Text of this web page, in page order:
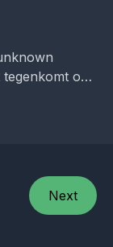
op
Next